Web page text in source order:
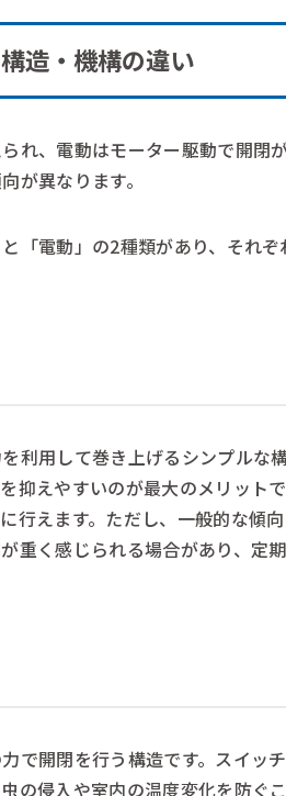
造・機構の違い
れ、電動はモーター駆動で開閉
が異なります。
「電動」の2種類があり、それぞ
利用して巻き上げるシンプルな
抑えやすいのが最大のメリットで
行えます。ただし、一般的な傾
重く感じられる場合があり、定
で開閉を行う構造です。スイッ
の侵入や室内の温度変化を防ぐ